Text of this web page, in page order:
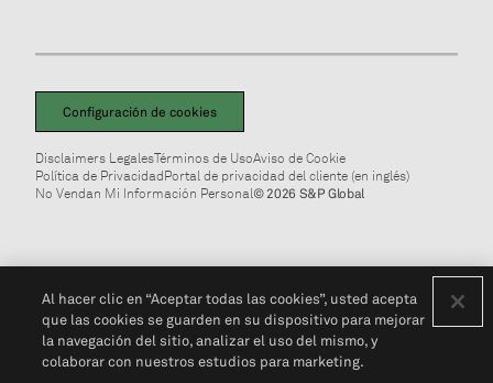
Configuración de cookies
Disclaimers LegalesTérminos de UsoAviso de Cookie
Política de PrivacidadPortal de privacidad del cliente (en inglés)
No Vendan Mi Información Personal© 2026 S&P Global
Al hacer clic en “Aceptar todas las cookies”, usted acepta
que las cookies se guarden en su dispositivo para mejorar
la navegación del sitio, analizar el uso del mismo, y
colaborar con nuestros estudios para marketing.